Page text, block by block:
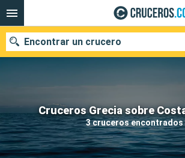
Cruceros Grecia sobre
3 cruceros encontrados
Encontrar un crucero
Fecha de salida